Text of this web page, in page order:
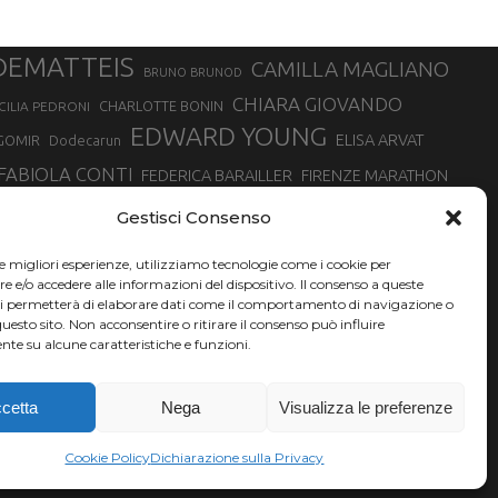
Gestisci Consenso
migliori esperienze, utilizziamo tecnologie come i cookie per
e/o accedere alle informazioni del dispositivo. Il consenso a queste
permetterà di elaborare dati come il comportamento di navigazione o
sito. Non acconsentire o ritirare il consenso può influire
su alcune caratteristiche e funzioni.
Nega Visualizza le preferenze
Cookie PolicyDichiarazione sulla Privacy
BRUNO BRUNOD CAMILLA MAGLIANO
PEDRONI CHARLOTTE BONIN CHIARA GIOVANDO
Dodecarun EDWARD YOUNG ELISA ARVAT
FABIOLA CONTI FEDERICA BARAILLER FIRENZE MARATHON
GIOVANNA EPIS GIULIANO CAVALLO
DI TORINO MARATONINA MARCELLA BELLETTI MARCO OLMO
MONVISO VERTICAL RACE NADIA BATTOCLETTI
BONALDI SILVIA RAMPAZZO
CHEVRIER YEMAN CRIPPA